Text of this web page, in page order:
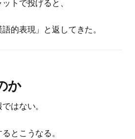
トで投げると、
的表現」と返してきた。
か
はない。
とこうなる。